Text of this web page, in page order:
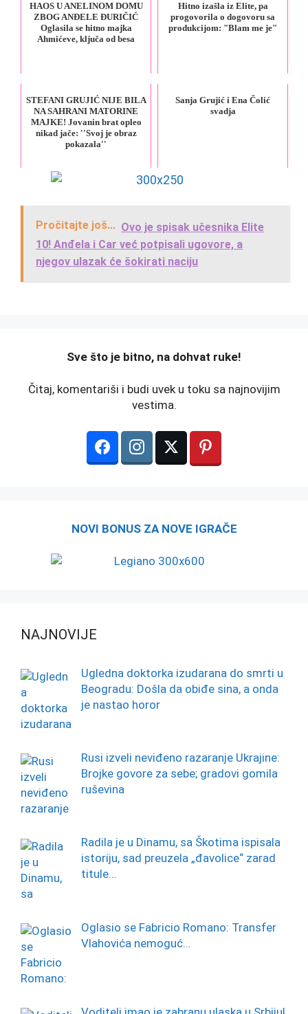
HAOS U ANELINOM DOMU
ZBOG ANĐELE ĐURIČIĆ
Oglasila se hitno majka
Ahmićeve, ključa od besa
Hitno izašla iz Elite, pa
progovorila o dogovoru sa
produkcijom: "Blam me je"
STEFANI GRUJIĆ NIJE BILA
NA SAHRANI MATORINE
MAJKE! Jovanin brat opleo
nikad jače: ''Svoj je obraz
pokazala''
Sanja Grujić i Ena Čolić
svadja
Pročitajte još... Ovo je spisak učesnika Elite
10! Anđela i Car već potpisali ugovore, a
njegov ulazak će šokirati naciju
️Sve što je bitno, na dohvat ruke!
Čitaj, komentariši i budi uvek u toku sa najnovijim
vestima.
NOVI BONUS ZA NOVE IGRAČE
NAJNOVIJE
Ugledna doktorka izudarana do smrti u
Beogradu: Došla da obiđe sina, a onda
je nastao horor
Rusi izveli neviđeno razaranje Ukrajine:
Brojke govore za sebe; gradovi gomila
ruševina
Radila je u Dinamu, sa Škotima ispisala
istoriju, sad preuzela „đavolice“ zarad
titule…
Oglasio se Fabricio Romano: Transfer
Vlahovića nemoguć…